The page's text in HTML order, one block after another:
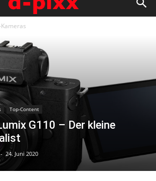
Kameras
Top-Content
G110 – Der kleine
24. Juni 2020